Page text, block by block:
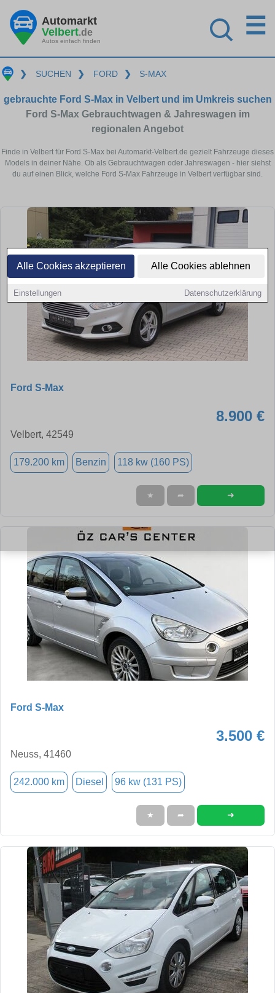
Alle Cookies akzeptieren Alle Cookies ablehnen
Einstellungen Datenschutzerklärung
Automarkt
Velbert.de
Autos einfach finden
☰
❯ SUCHEN ❯ FORD ❯ S-MAX
gebrauchte Ford S-Max in Velbert und im Umkreis suchen
Ford S-Max Gebrauchtwagen & Jahreswagen im
regionalen Angebot
Finde in Velbert für Ford S-Max bei Automarkt-Velbert.de gezielt Fahrzeuge dieses
Models in deiner Nähe. Ob als Gebrauchtwagen oder Jahreswagen - hier siehst
du auf einen Blick, welche Ford S-Max Fahrzeuge in Velbert verfügbar sind.
Ford S-Max
8.900 €
Velbert, 42549
179.200 km Benzin 118 kw (160 PS)
★ ➦ ➜
Ford S-Max
3.500 €
Neuss, 41460
242.000 km Diesel 96 kw (131 PS)
★ ➦ ➜